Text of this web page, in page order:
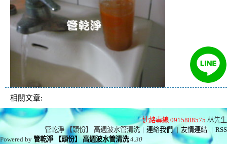
相關文章:
連絡專線 0915888575 林先生
管乾淨 【頭份】 高週波水管清洗 | 連絡我們 | 友情連結 | RSS
Powered by管乾淨 【頭份】 高週波水管清洗 4.30